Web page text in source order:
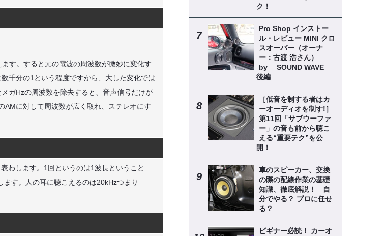
す。すると元の電波の周波数が微妙に変化す
千分の1という程度ですから、大した変化では
ガHzの周波数を除去すると、音声信号だけが
に対して周波数が広く取れ、ステレオにす
わします。1回というのは1波長ということ
す。人の耳に聴こえるのは20kHzつまり
ク！
Pro Shop インストー
ル・レビュー MINI クロ
スオーバー（オーナ
ー：古渡 浩さん）
by SOUND WAVE
後編
［低音を制する者はカ
ーオーディオを制す!］
第11回「サブウーファ
ー」の音も前から聴こ
える“重要テク”を公
開！
車のスピーカー、交換
の際の配線作業の基礎
知識、徹底解説！ 自
分でやる？ プロに任せ
る？
ビギナー必読！ カーオ